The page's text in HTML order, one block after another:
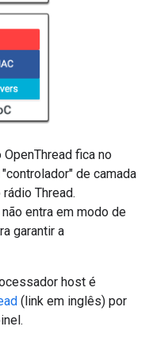
OpenThread fica no
de camada
Thread.
entra em modo de
garantir a
host é
(link em inglês) por